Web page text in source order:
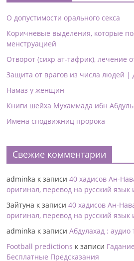
О допустимости орального секса
Коричневые выделения, которые
менструацией
Отворот (сихр ат-тафрик), лечение
Защита от врагов из числа людей |
Намаз у женщин
Книги шейха Мухаммада ибн Абдуль
Имена сподвижниц пророка
Свежие комментарии
adminka к записи40 хадисов Ан-
оригинал, перевод на русский
Зайтуна к записи40 хадисов Ан-
оригинал, перевод на русский
adminka к записиАбдулахад : аудио
Football predictions к записи
Бесплатные Предсказания